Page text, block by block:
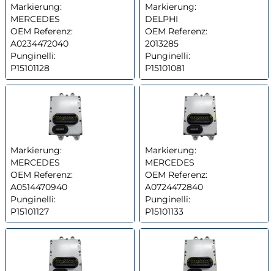
Markierung:
MERCEDES
OEM Referenz:
A0234472040
Punginelli:
P15101128
Markierung:
DELPHI
OEM Referenz:
2013285
Punginelli:
P15101081
Markierung:
MERCEDES
OEM Referenz:
A0514470940
Punginelli:
P15101127
Markierung:
MERCEDES
OEM Referenz:
A0724472840
Punginelli:
P15101133